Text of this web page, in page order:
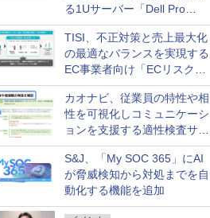
る1Uサーバー「Dell Pro
Precision 7 R1ラック」を発
売
TISI、不正対策と売上最大化
の最適なバランスを実現する
EC事業者向け「ECリスク対
策設計・運用支援サービス」
カオナビ、従業員の特性や相
性を可視化しコミュニケーシ
ョンを支援する適性検査サー
ビスを提供
S&J、「My SOC 365」にAI
が脅威検知から対処までを自
動化する機能を追加